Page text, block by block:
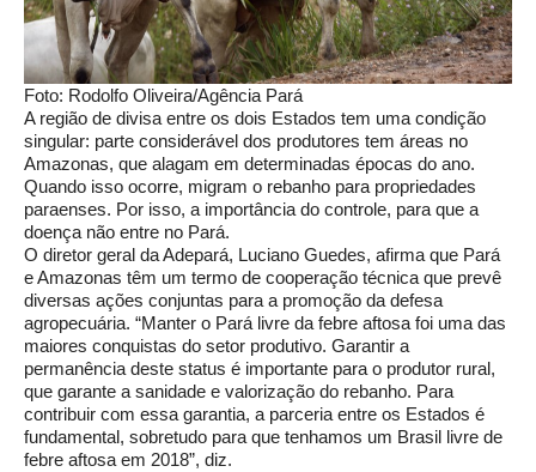
Foto: Rodolfo Oliveira/Agência Pará
A região de divisa entre os dois Estados tem uma condição
singular: parte considerável dos produtores tem áreas no
Amazonas, que alagam em determinadas épocas do ano.
Quando isso ocorre, migram o rebanho para propriedades
paraenses. Por isso, a importância do controle, para que a
doença não entre no Pará.
O diretor geral da Adepará, Luciano Guedes, afirma que Pará
e Amazonas têm um termo de cooperação técnica que prevê
diversas ações conjuntas para a promoção da defesa
agropecuária. “Manter o Pará livre da febre aftosa foi uma das
maiores conquistas do setor produtivo. Garantir a
permanência deste status é importante para o produtor rural,
que garante a sanidade e valorização do rebanho. Para
contribuir com essa garantia, a parceria entre os Estados é
fundamental, sobretudo para que tenhamos um Brasil livre de
febre aftosa em 2018”, diz.